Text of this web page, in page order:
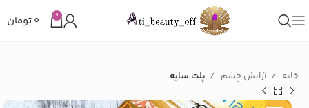
0 ۰تومان
خانه آرایش چشم پلت سایه